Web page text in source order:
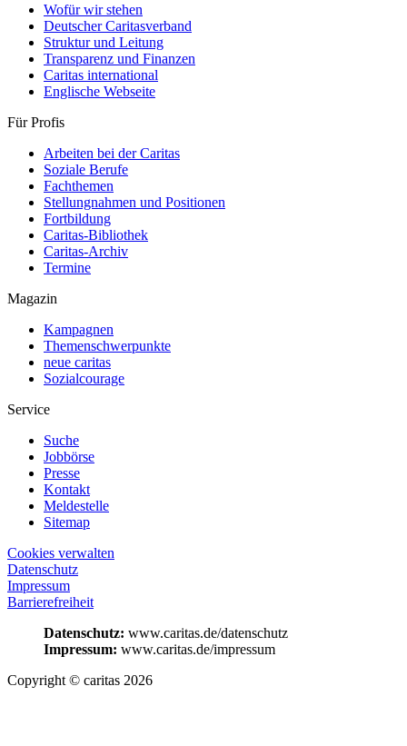
Wofür wir stehen
Deutscher Caritasverband
Struktur und Leitung
Transparenz und Finanzen
Caritas international
Englische Webseite
Für Profis
Arbeiten bei der Caritas
Soziale Berufe
Fachthemen
Stellungnahmen und Positionen
Fortbildung
Caritas-Bibliothek
Caritas-Archiv
Termine
Magazin
Kampagnen
Themenschwerpunkte
neue caritas
Sozialcourage
Service
Suche
Jobbörse
Presse
Kontakt
Meldestelle
Sitemap
Cookies verwalten
Datenschutz
Impressum
Barrierefreiheit
Datenschutz: www.caritas.de/datenschutz
Impressum: www.caritas.de/impressum
Copyright © caritas 2026